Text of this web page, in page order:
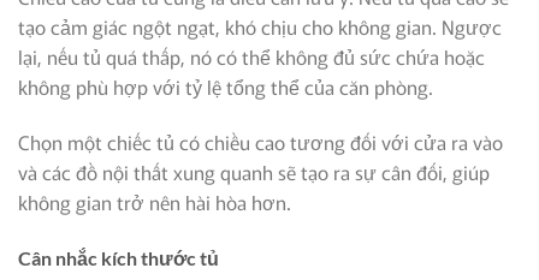
tạo cảm giác ngột ngạt, khó chịu cho không gian. Ngược
lại, nếu tủ quá thấp, nó có thể không đủ sức chứa hoặc
không phù hợp với tỷ lệ tổng thể của căn phòng.
Chọn một chiếc tủ có chiều cao tương đối với cửa ra vào
và các đồ nội thất xung quanh sẽ tạo ra sự cân đối, giúp
không gian trở nên hài hòa hơn.
Cân nhắc kích thước tủ